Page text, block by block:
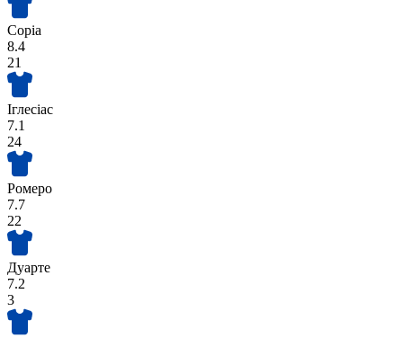
Соріа
8.4
21
Іглесіас
7.1
24
Ромеро
7.7
22
Дуарте
7.2
3